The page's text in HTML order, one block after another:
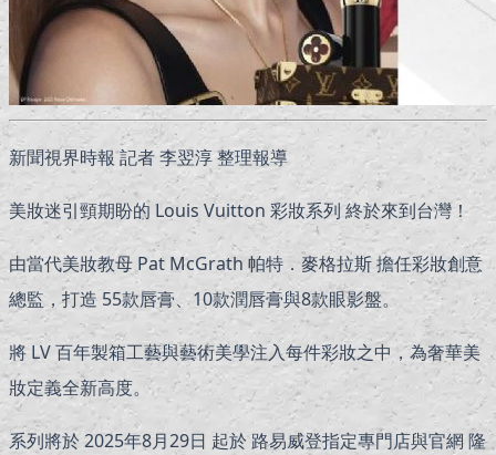
新聞視界時報 記者 李翌淳 整理報導
美妝迷引頸期盼的 Louis Vuitton 彩妝系列 終於來到台灣！
由當代美妝教母 Pat McGrath 帕特．麥格拉斯 擔任彩妝創意
總監，打造 55款唇膏、10款潤唇膏與8款眼影盤。
將 LV 百年製箱工藝與藝術美學注入每件彩妝之中，為奢華美
妝定義全新高度。
系列將於 2025年8月29日 起於 路易威登指定專門店與官網 隆